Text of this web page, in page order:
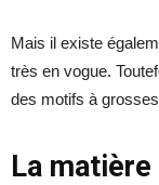
Mais il existe
très en vogue.
des motifs à
La